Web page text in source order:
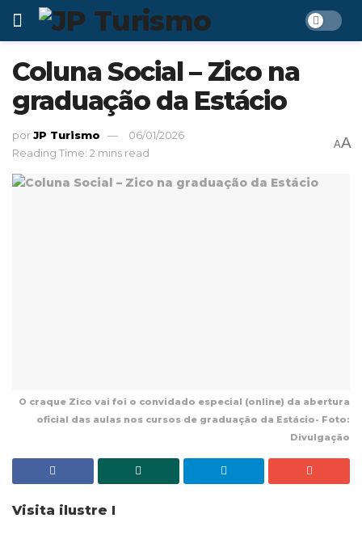
Coluna Social – Zico na
graduação da Estácio
porJP Turismo
06/01/2026
Reading Time: 2 mins read
AA
O craque Zico vai foi o convidado especial (online) da abertura
oficial das aulas nos cursos de graduação da Estácio- Foto:
Divulgação
Visita ilustre I